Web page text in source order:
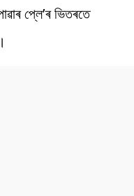
প্লে’ৰ ভিতৰতে